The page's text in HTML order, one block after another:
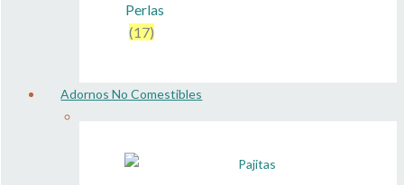
Perlas
(17)
Adornos No Comestibles